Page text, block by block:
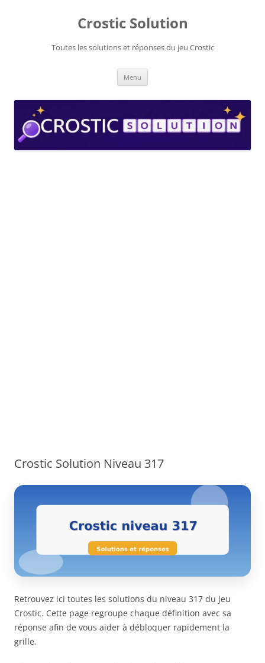
Crostic Solution
Toutes les solutions et réponses du jeu Crostic
Menu
Crostic Solution Niveau 317
Retrouvez ici toutes les solutions du niveau 317 du jeu
Crostic. Cette page regroupe chaque définition avec sa
réponse afin de vous aider à débloquer rapidement la
grille.